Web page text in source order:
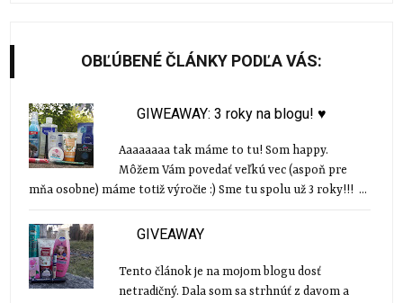
OBĽÚBENÉ ČLÁNKY PODĽA VÁS:
GIWEAWAY: 3 roky na blogu! ♥
Aaaaaaaa tak máme to tu! Som happy.
Môžem Vám povedať veľkú vec (aspoň pre
mňa osobne) máme totiž výročie :) Sme tu spolu už 3 roky!!! ...
GIVEAWAY
Tento článok je na mojom blogu dosť
netradičný. Dala som sa strhnúť z davom a